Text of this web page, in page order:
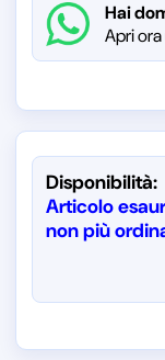
Hai
Apri
Disponibilità:
Articolo
non più